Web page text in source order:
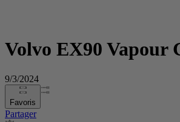
Volvo EX90 Vapour
9/3/2024
Favoris
Partager